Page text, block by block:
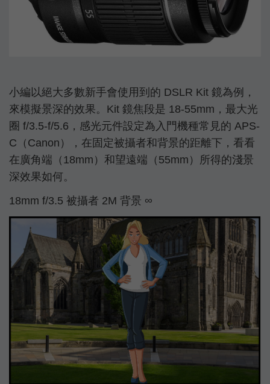
小編以絕大多數新手會使用到的 DSLR Kit 鏡為例，
來模擬景深的效果。Kit 鏡焦段是 18-55mm，最大光
圈 f/3.5-f/5.6，感光元件設定為入門機種常見的 APS-
C（Canon），在固定被攝者和背景的距離下，看看
在廣角端（18mm）和望遠端（55mm）所得的淺景
深效果如何。
18mm f/3.5 被攝者 2M 背景 ∞